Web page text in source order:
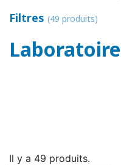
Filtres (49 produits)
Il y a 49 produits.